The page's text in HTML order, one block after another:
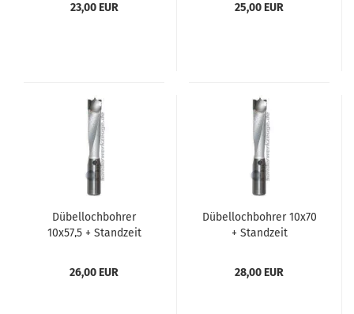
23,00 EUR 25,00 EUR
Dübellochbohrer
10x57,5 + Standzeit
26,00 EUR
Dübellochbohrer 10x70
+ Standzeit
28,00 EUR